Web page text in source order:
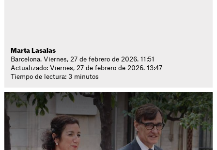
Marta Lasalas
Barcelona. Viernes, 27 de febrero de 2026. 11:51
Actualizado: Viernes, 27 de febrero de 2026. 13:47
Tiempo de lectura: 3 minutos